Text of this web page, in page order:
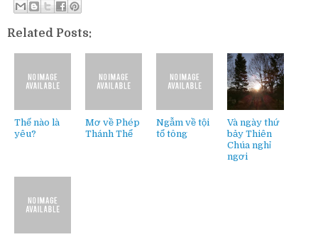
Related Posts:
Thế nào là
yêu?
Mơ về Phép
Thánh Thể
Ngẫm về tội
tổ tông
Và ngày thứ
bảy Thiên
Chúa nghỉ
ngơi